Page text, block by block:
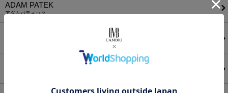
ADAM PATEK
アダムパティック